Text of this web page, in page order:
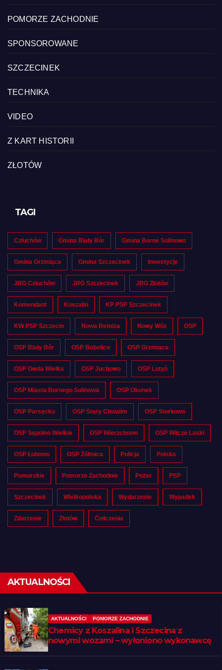
POMORZE ZACHODNIE
SPONSOROWANE
SZCZECINEK
TECHNIKA
VIDEO
Z KART HISTORII
ZŁOTÓW
TAGI
Człuchów Gmina Biały Bór Gmina Borne Sulinowo
Gmina Grzmiąca Gmina Szczecinek Inwestycje
JRG Człuchów JRG Szczecinek JRG Złotów
Komendant Koszalin KP PSP Szczecinek
KW PSP Szczecin Nowa Remiza Nowy Wóz OSP
OSP Biały Bór OSP Bobolice OSP Grzmiąca
OSP Gwda Wielka OSP Juchowo OSP Lotyń
OSP Miasta Bornego Sulinowa OSP Okonek
OSP Parsęcko OSP Stary Chwalim OSP Storkowo
OSP Sępolno Wielkie OSP Wierzchowo OSP Wilcze Laski
OSP Łubowo OSP Żółtnica Policja Polska
Pomorskie Pomorze Zachodnie Pożar PSP
Szczecinek Wielkopolska Wydarzenie Wypadek
Zdarzenie Złotów Ćwiczenia
AKTUALNOŚCI
AKTUALNOŚCI POMORZE ZACHODNIE
Chemicy z Koszalina i Szczecina z
nowymi wozami – wyłoniono wykonawcę